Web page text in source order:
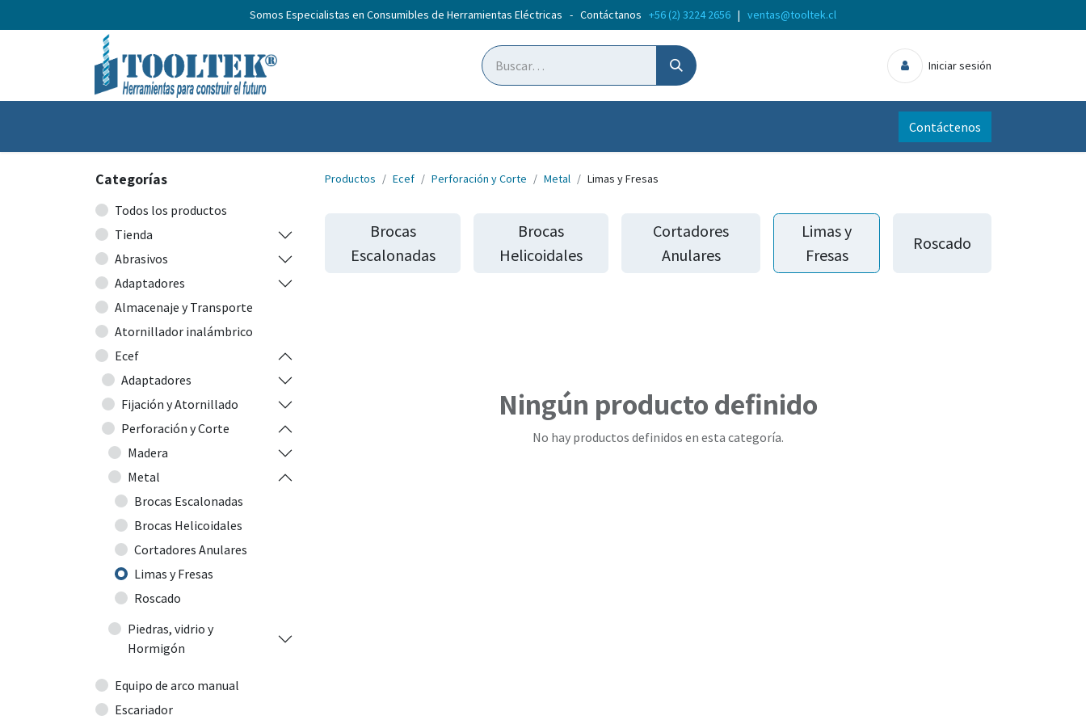
Somos Especialistas en Consumibles de Herramientas Eléctricas - Contáctanos +56 (2) 3224 2656 | ventas@tooltek.cl
Iniciar sesión
Contáctenos
Categorías
Todos los productos
Tienda
Abrasivos
Adaptadores
Almacenaje y Transporte
Atornillador inalámbrico
Ecef
Adaptadores
Fijación y Atornillado
Perforación y Corte
Madera
Metal
Brocas Escalonadas
Brocas Helicoidales
Cortadores Anulares
Limas y Fresas
Roscado
Piedras, vidrio y
Hormigón
Equipo de arco manual
Escariador
Productos Ecef Perforación y Corte Metal Limas y Fresas
Brocas
Escalonadas
Brocas
Helicoidales
Cortadores
Anulares
Limas y
Fresas
Roscado
Ningún producto definido
No hay productos definidos en esta categoría.